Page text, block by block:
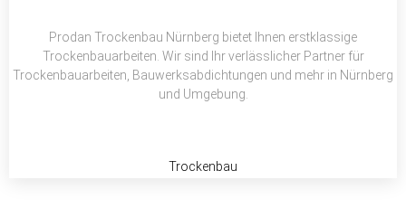
Prodan Trockenbau Nürnberg bietet Ihnen erstklassige
Trockenbauarbeiten. Wir sind Ihr verlässlicher Partner für
Trockenbauarbeiten, Bauwerksabdichtungen und mehr in Nürnberg
und Umgebung.
Trockenbau